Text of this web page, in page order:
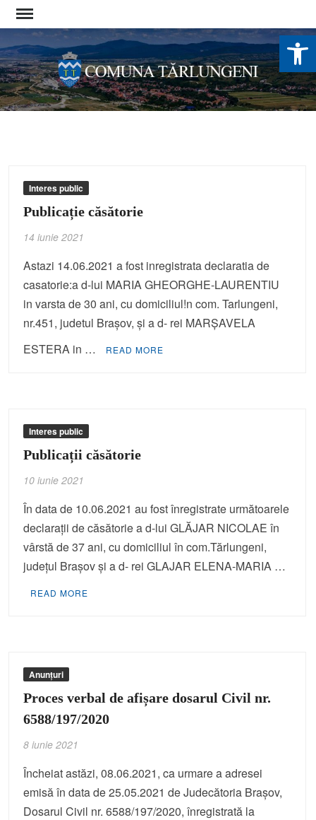
Skip
to
content
Interes public
Publicație căsătorie
14 iunie 2021
Astazi 14.06.2021 a fost inregistrata declaratia de
casatorie:a d-lui MARIA GHEORGHE-LAURENTIU
in varsta de 30 ani, cu domiciliul!n com. Tarlungeni,
nr.451, judetul Brașov, și a d- rei MARȘAVELA
ESTERA in …
READ MORE
Interes public
Publicații căsătorie
10 iunie 2021
În data de 10.06.2021 au fost înregistrate următoarele
declaraţii de căsătorie a d-lui GLĂJAR NICOLAE în
vârstă de 37 ani, cu domiciliul în com.Tărlungeni,
judeţul Braşov şi a d- rei GLAJAR ELENA-MARIA …
READ MORE
Anunțuri
Proces verbal de afișare dosarul Civil nr.
6588/197/2020
8 iunie 2021
Încheiat astăzi, 08.06.2021, ca urmare a adresei
emisă în data de 25.05.2021 de Judecătoria Braşov,
Dosarul Civil nr. 6588/197/2020, înregistrată la